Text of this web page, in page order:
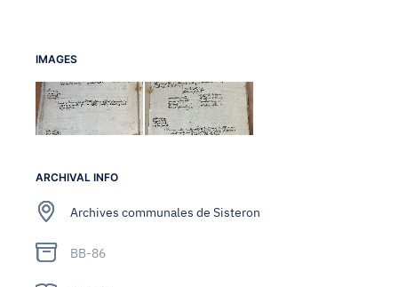
IMAGES
ARCHIVAL INFO
Archives communales de Sisteron
BB-86